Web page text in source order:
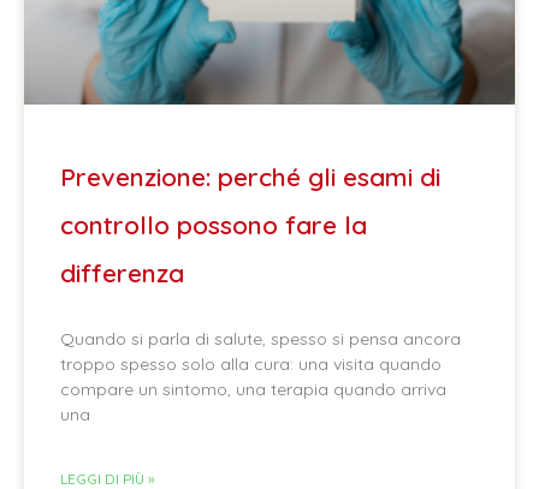
Prevenzione: perché gli esami di
controllo possono fare la
differenza
Quando si parla di salute, spesso si pensa ancora
troppo spesso solo alla cura: una visita quando
compare un sintomo, una terapia quando arriva
una
LEGGI DI PIÙ »